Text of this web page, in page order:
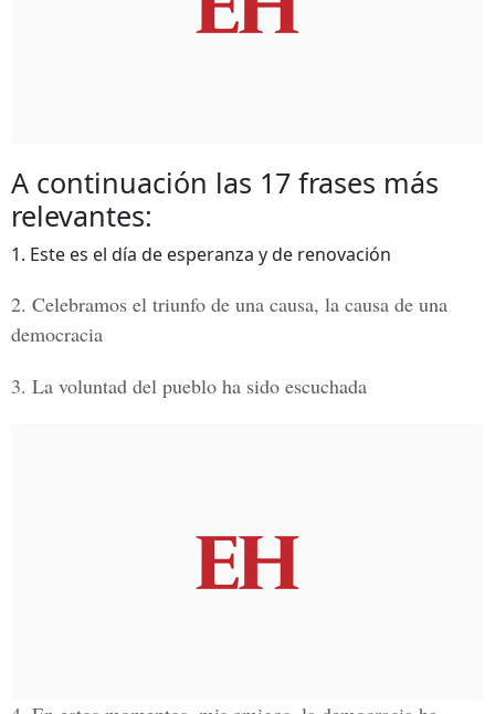
A continuación las 17 frases más
relevantes:
1. Este es el día de esperanza y de renovación
2. Celebramos el triunfo de una causa, la causa de una
democracia
3. La voluntad del pueblo ha sido escuchada